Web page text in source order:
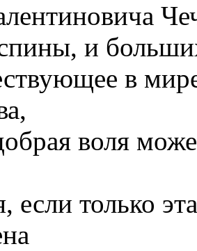
и
в
воля
если только